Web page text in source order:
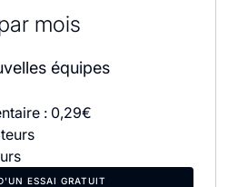
mois
équipes
: 0,29€
ESSAI GRATUIT